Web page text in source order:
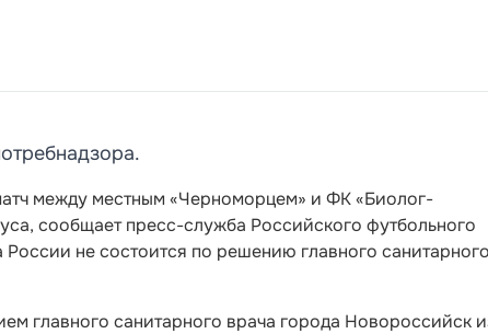
между местным «Черноморцем» и ФК «Биолог-
сообщает пресс-служба Российского футбольного
не состоится по решению главного санитарного
главного санитарного врача города Новороссийск